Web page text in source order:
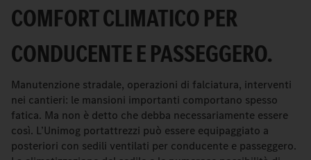
COMFORT CLIMATICO PER
CONDUCENTE E PASSEGGERO.
Manutenzione stradale, operazioni di falciatura, interventi
nei cantieri: le mansioni importanti comportano spesso
fatica. Ma non è detto che debba necessariamente essere
così. L’Unimog portattrezzi può essere equipaggiato a
posteriori con sedili ventilati per conducente e passeggero.